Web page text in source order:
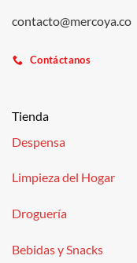
contacto@mercoya.co
Contáctanos
Tienda
Despensa
Limpieza del Hogar
Droguería
Bebidas y Snacks